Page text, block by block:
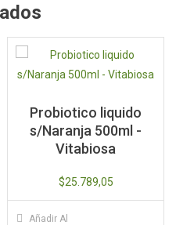
Probiotico liquido
s/Naranja 500ml -
Vitabiosa
$25.789,05
Añadir Al